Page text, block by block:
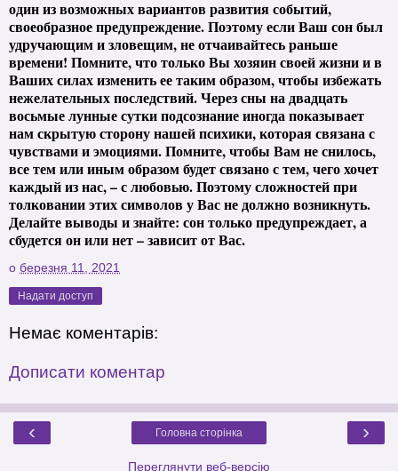
один из возможных вариантов развития событий,
своеобразное предупреждение. Поэтому если Ваш сон был
удручающим и зловещим, не отчаивайтесь раньше
времени! Помните, что только Вы хозяин своей жизни и в
Ваших силах изменить ее таким образом, чтобы избежать
нежелательных последствий. Через сны на двадцать
восьмые лунные сутки подсознание иногда показывает
нам скрытую сторону нашей психики, которая связана с
чувствами и эмоциями. Помните, чтобы Вам не снилось,
все тем или иным образом будет связано с тем, чего хочет
каждый из нас, – с любовью. Поэтому сложностей при
толковании этих символов у Вас не должно возникнуть.
Делайте выводы и знайте: сон только предупреждает, а
сбудется он или нет – зависит от Вас.
о березня 11, 2021
Надати доступ
Немає коментарів:
Дописати коментар
‹ ›
Головна сторінка
Переглянути веб-версію